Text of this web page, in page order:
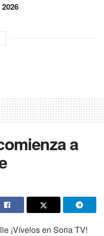
a
¡Vívelos en Soria TV!